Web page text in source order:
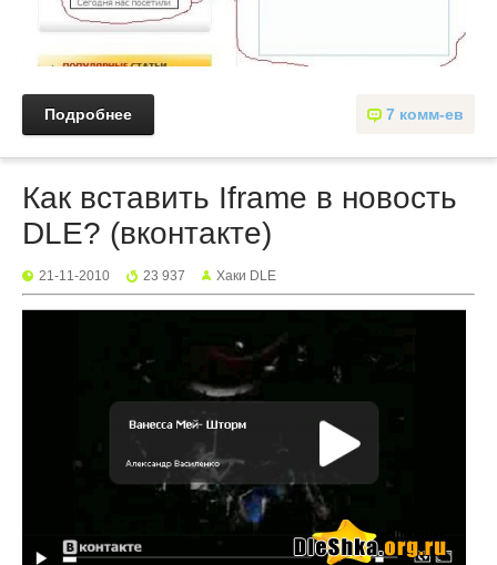
7 комм-ев
Подробнее
Как вставить Iframe в новость
DLE? (вконтакте)
21-11-2010 23 937 Хаки DLE